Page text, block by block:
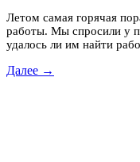
Летом самая горячая
работы. Мы спросили у
удалось ли им найти
Далее →